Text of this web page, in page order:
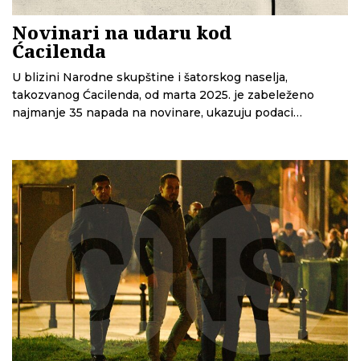
Novinari na udaru kod
Ćacilenda
U blizini Narodne skupštine i šatorskog naselja,
takozvanog Ćacilenda, od marta 2025. je zabeleženo
najmanje 35 napada na novinare, ukazuju podaci
slučajeve i uspeo da identifikuje neke od onih koji su se
sukobili sa novinarima, a za koje javnost do sada nije
znala.